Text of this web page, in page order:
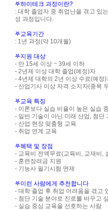
𖤐하이테크 과정이란?
: 대학 졸업자 중 취업난을 겪고 있
성 과정입니다.
𖤐교육기간
: 1년 과정(약 10개월)
𖤐지원 대상
- 만 15세 이상 ~ 39세 이하
- 2년제 이상 대학 졸업(예정)자
- 4년제 대학의 2년 이상 수료(예정)
- 산업기사 이상 자격 소지자(종목
𖤐교육 특징
- 이론보다 실습 비율이 높은 실습
- 일반 기술이 아닌 미래 산업, 첨단
- 산업 현장 맞춤형 교육
- 취업 연계 교육
𖤐혜택 및 장점
- 교육비 전액무료(교육비, 교재비,
- 훈련장려금 지원
- 기능사 필기시험 면제
𖤐이런 사람에게 추천합니다
- 대학 졸업 후 취업 어려움을 겪고
- 첨단 기술 분야로 진로를 바꾸고
- 실습 중심 교육을 선호하는 사람